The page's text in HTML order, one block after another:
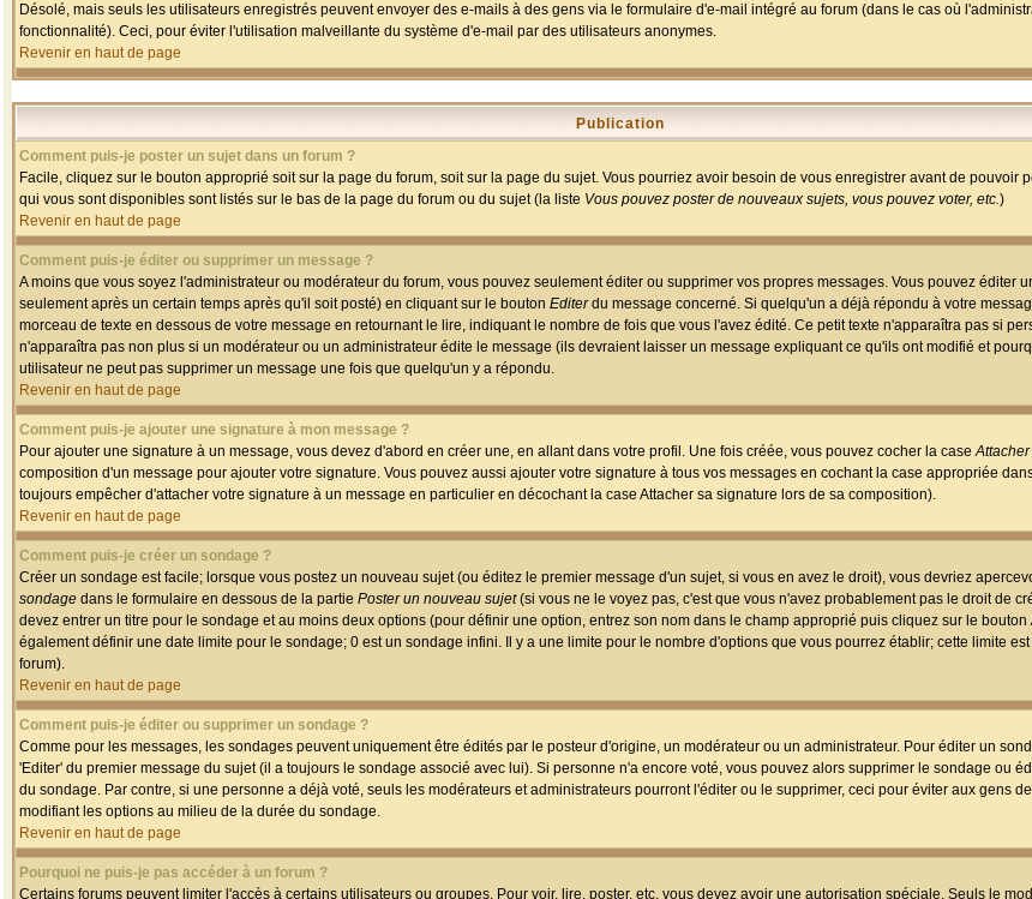
Désolé, mais seuls les utilisateurs enregistrés peuvent envoyer des e-mails à des gens via le formulaire d'e-mail intégré au forum (dans le cas où
fonctionnalité). Ceci, pour éviter l'utilisation malveillante du système d'e-mail par des utilisateurs anonymes.
Revenir en haut de page
Publication
Comment puis-je poster un sujet dans un forum ?
Facile, cliquez sur le bouton approprié soit sur la page du forum, soit sur la page du sujet. Vous pourriez avoir besoin de vous enregistrer avant de pouvoir
qui vous sont disponibles sont listés sur le bas de la page du forum ou du sujet (la liste Vous pouvez poster de nouveaux sujets, vous pouvez voter, etc.)
Revenir en haut de page
Comment puis-je éditer ou supprimer un message ?
A moins que vous soyez l'administrateur ou modérateur du forum, vous pouvez seulement éditer ou supprimer vos propres messages. Vous pouvez éditer
seulement après un certain temps après qu'il soit posté) en cliquant sur le bouton Editerdu message concerné. Si quelqu'un a déjà répondu à votre
morceau de texte en dessous de votre message en retournant le lire, indiquant le nombre de fois que vous l'avez édité. Ce petit texte n'apparaîtra pas si
n'apparaîtra pas non plus si un modérateur ou un administrateur édite le message (ils devraient laisser un message expliquant ce qu'ils ont modifié et
utilisateur ne peut pas supprimer un message une fois que quelqu'un y a répondu.
Revenir en haut de page
Comment puis-je ajouter une signature à mon message ?
Pour ajouter une signature à un message, vous devez d'abord en créer une, en allant dans votre profil. Une fois créée, vous pouvez cocher la case
composition d'un message pour ajouter votre signature. Vous pouvez aussi ajouter votre signature à tous vos messages en cochant la case appropriée
toujours empêcher d'attacher votre signature à un message en particulier en décochant la case Attacher sa signature lors de sa composition).
Revenir en haut de page
Comment puis-je créer un sondage ?
Créer un sondage est facile; lorsque vous postez un nouveau sujet (ou éditez le premier message d'un sujet, si vous en avez le droit), vous devriez
sondage dans le formulaire en dessous de la partie Poster un nouveau sujet(si vous ne le voyez pas, c'est que vous n'avez probablement pas le droit de
devez entrer un titre pour le sondage et au moins deux options (pour définir une option, entrez son nom dans le champ approprié puis cliquez sur le bouton
également définir une date limite pour le sondage; 0 est un sondage infini. Il y a une limite pour le nombre d'options que vous pourrez établir; cette limite
forum).
Revenir en haut de page
Comment puis-je éditer ou supprimer un sondage ?
Comme pour les messages, les sondages peuvent uniquement être édités par le posteur d'origine, un modérateur ou un administrateur. Pour éditer un
'Editer' du premier message du sujet (il a toujours le sondage associé avec lui). Si personne n'a encore voté, vous pouvez alors supprimer le sondage ou
du sondage. Par contre, si une personne a déjà voté, seuls les modérateurs et administrateurs pourront l'éditer ou le supprimer, ceci pour éviter aux gens
modifiant les options au milieu de la durée du sondage.
Revenir en haut de page
Pourquoi ne puis-je pas accéder à un forum ?
Certains forums peuvent limiter l'accès à certains utilisateurs ou groupes. Pour voir, lire, poster, etc. vous devez avoir une autorisation spéciale. Seuls le